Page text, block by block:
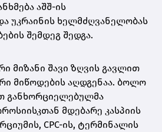
აშშ-ის
უკრაინის ხელმძღვანელობას
შემდეგ შედგა.
მიზანი შავი ზღვის გავლით
მიწოდების აღდგენაა. ბოლო
განხორციელებულმა
მდებარე კასპიის
CPC-ის, ტერმინალის